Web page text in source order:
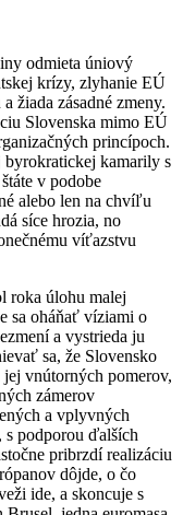
odmieta úniový
krízy, zlyhanie EÚ
žiada zásadné zmeny.
Slovenska mimo EÚ
princípoch.
byrokratickej kamarily s
v podobe
alebo len na chvíľu
síce hrozia, no
víťazstvu
roka úlohu malej
sa oháňať víziami o
a vystrieda ju
sa, že Slovensko
vnútorných pomerov,
zámerov
a vplyvných
s podporou ďalších
pribrzdí realizáciu
dôjde, o čo
ide, a skoncuje s